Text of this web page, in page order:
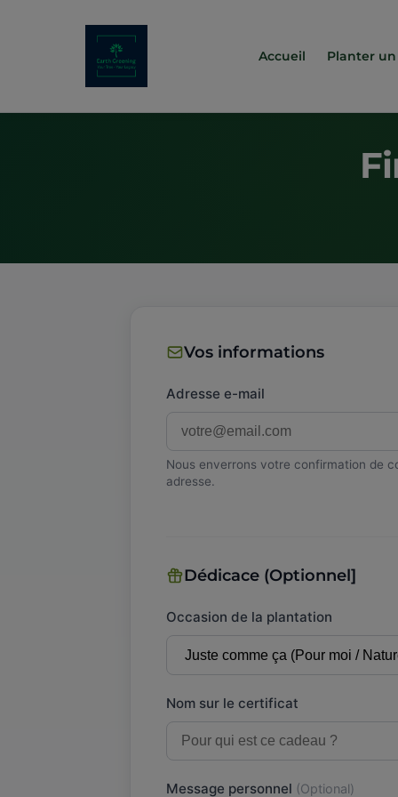
Accueil Planter
Vos informations
Adresse e-mail
Nous enverrons votre confirmation de
adresse.
Dédicace (Optionnel]
Occasion de la plantation
Nom sur le certificat
Message personnel (Optional)